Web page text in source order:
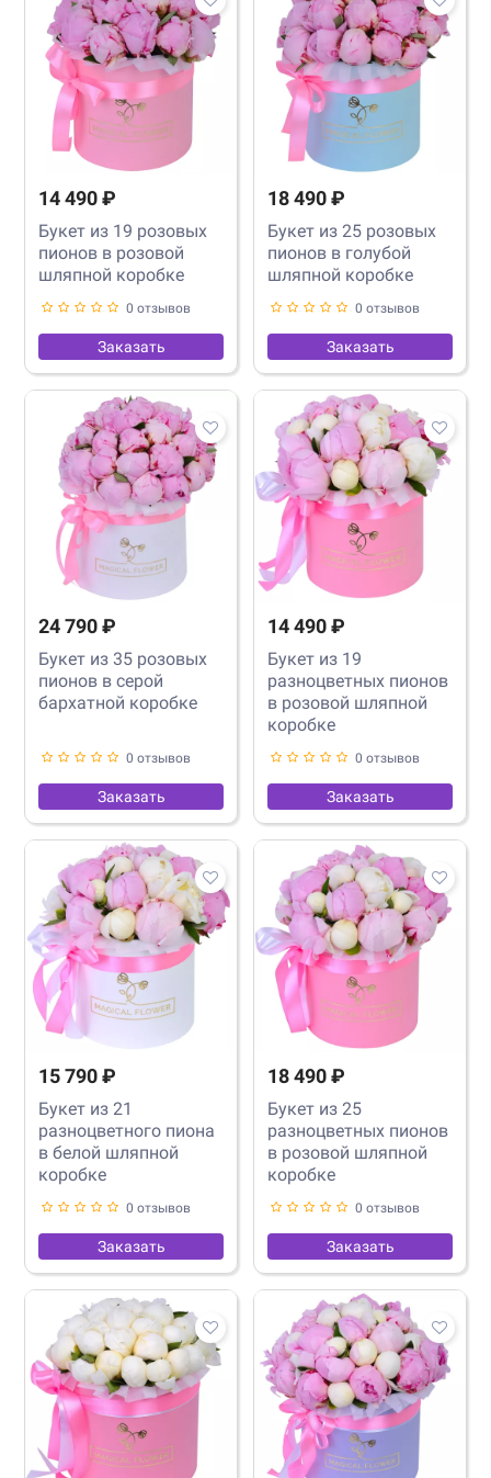
14 490 ₽
Букет из 19 розовых
пионов в розовой
шляпной коробке
0 отзывов
Заказать
18 490 ₽
Букет из 25 розовых
пионов в голубой
шляпной коробке
0 отзывов
Заказать
24 790 ₽
Букет из 35 розовых
пионов в серой
бархатной коробке
0 отзывов
Заказать
14 490 ₽
Букет из 19
разноцветных пионов
в розовой шляпной
коробке
0 отзывов
Заказать
15 790 ₽
Букет из 21
разноцветного пиона
в белой шляпной
коробке
0 отзывов
Заказать
18 490 ₽
Букет из 25
разноцветных пионов
в розовой шляпной
коробке
0 отзывов
Заказать